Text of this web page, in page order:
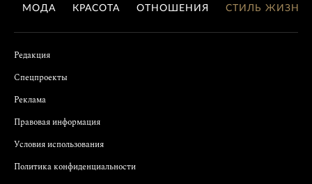
МОДА КРАСОТА ОТНОШЕНИЯ СТИЛЬ ЖИЗНИ
Редакция
Спецпроекты
Реклама
Правовая информация
Условия использования
Политика конфиденциальности